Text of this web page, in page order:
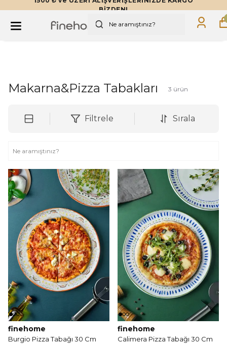
BİZDEN!
Makarna&Pizza Tabakları 3 ürün
Filtrele Sırala
finehome
Burgio Pizza Tabağı 30 Cm
finehome
Calimera Pizza Tabağı 30 Cm